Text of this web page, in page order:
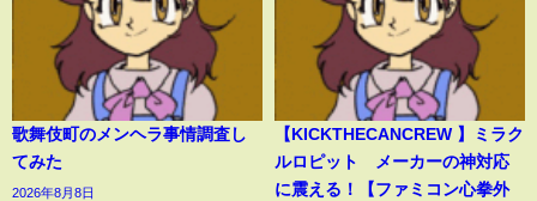
歌舞伎町のメンヘラ事情調査し
てみた
2026年8月8日
【KICKTHECANCREW 】ミラク
ルロピット メーカーの神対応
に震える！【ファミコン心拳外